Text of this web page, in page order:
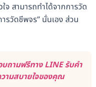
จ สามารถทำได้จากการวัด
รวัดชีพจร” นั่นเอง ส่วน
ถามฟรีทาง LINE รับคำ
ามสบายใจของคุณ